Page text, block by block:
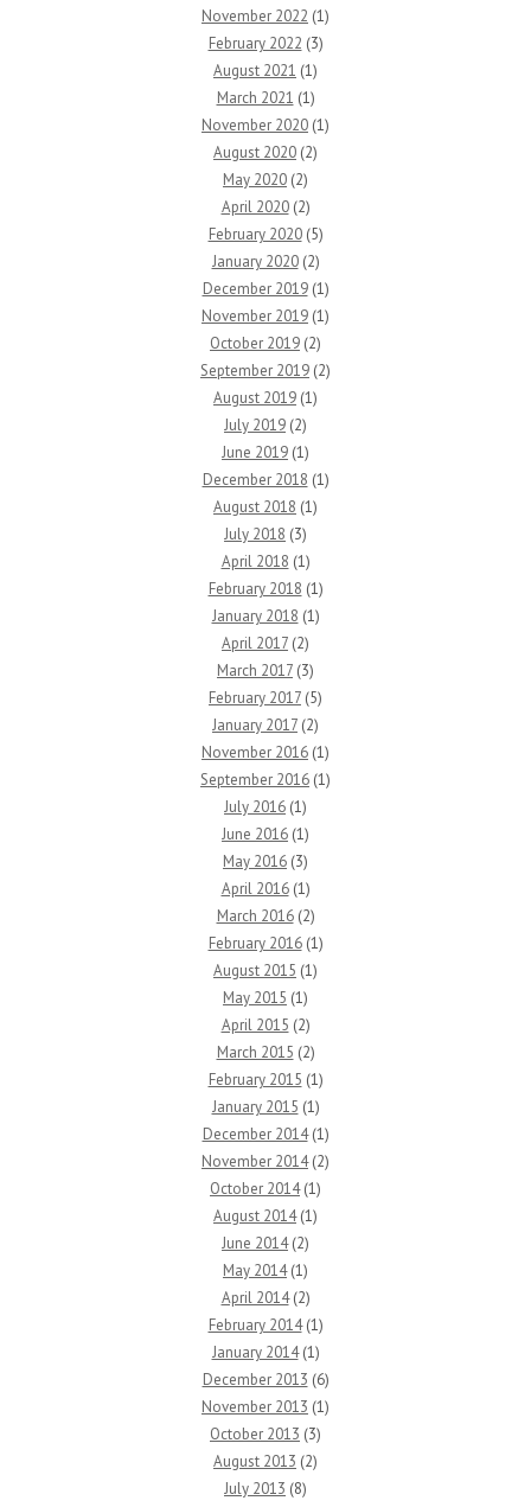
November 2022 (1)
February 2022 (3)
August 2021 (1)
March 2021 (1)
November 2020 (1)
August 2020 (2)
May 2020 (2)
April 2020(2)
February 2020(5)
January 2020(2)
December 2019(1)
November 2019 (1)
October 2019 (2)
September 2019 (2)
August 2019 (1)
July 2019 (2)
June 2019 (1)
December 2018 (1)
August 2018 (1)
July 2018 (3)
April 2018 (1)
February 2018 (1)
January 2018 (1)
April 2017 (2)
March 2017 (3)
February 2017 (5)
January 2017 (2)
November 2016 (1)
September 2016 (1)
July 2016 (1)
June 2016 (1)
May 2016 (3)
April 2016(1)
March 2016(2)
February 2016(1)
August 2015 (1)
May 2015 (1)
April 2015 (2)
March 2015 (2)
February 2015 (1)
January 2015 (1)
December 2014(1)
November 2014(2)
October 2014(1)
August 2014(1)
June 2014(2)
May 2014(1)
April 2014(2)
February 2014(1)
January 2014(1)
December 2013 (6)
November 2013 (1)
October 2013 (3)
August 2013 (2)
July 2013 (8)